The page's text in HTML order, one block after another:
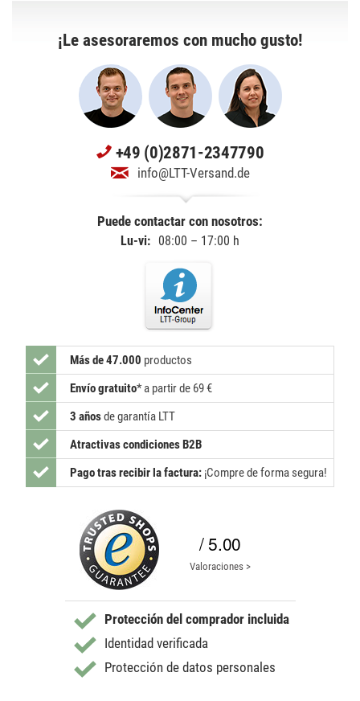
¡Le asesoraremos con mucho gusto!
+49 (0)2871-2347790
info@LTT-Versand.de
Puede contactar con nosotros:
Lu-vi: 08:00 – 17:00 h
Más de 47.000 productos
Envío gratuito* a partir de 69 €
3 añosde garantía LTT
Atractivas condiciones B2B
Pago tras recibir la factura: ¡Compre de forma segura!
/ 5.00
Valoraciones >
Protección del comprador incluida
Identidad verificada
Protección de datos personales